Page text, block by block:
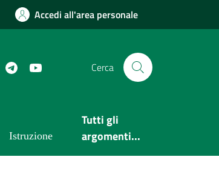
Accedi all'area personale
FacebookTelegram Cerca
Istruzione
Tutti gli
argomenti...